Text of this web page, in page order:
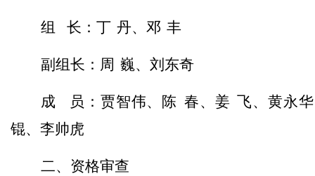
组 长：丁 丹、 邓 丰
副组长：周 巍、 刘东奇
成 员：贾智伟、陈 春、姜 飞、黄永
锟、李帅虎
二、资格审查